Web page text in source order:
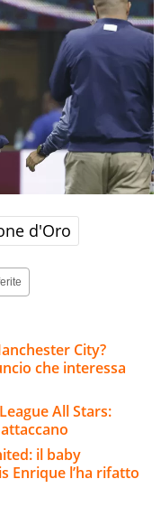
d'Oro
City?
che interessa
All Stars:
il baby
Enrique l’ha rifatto